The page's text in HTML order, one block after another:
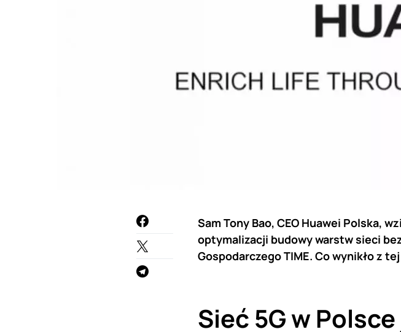
Sam Tony Bao, CEO Huawei Polska,
optymalizacji budowy warstw sieci
Gospodarczego TIME. Co wynikło z
Sieć 5G w